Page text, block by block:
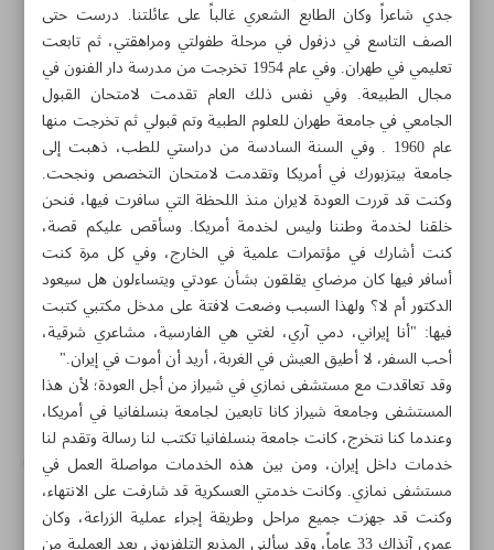
مواضيع هذه الصفحة
دعوة العلماء الشباب لجائزة المصطفى(ص) في دورتها
الأولى
تقديم وتكريم أفضل الكيميائيين الإيرانيين للعام 2024
حضور لشركات معرفية إيرانية في أكبر حدث صحي في آسيا
الوسطى
إنشاء مختبرين متخصصين لتطوير الحقول النفطية في جامعة
أميركبير
أطباء إيرانيون يجرون عملية جراحية ناجحة للنوبات التشنجية
جدي شاعراً وكان الطابع الشعري غالباً على عائلتنا. درست حتى
الصف التاسع في دزفول في مرحلة طفولتي ومراهقتي، ثم تابعت
تعليمي في طهران. وفي عام 1954 تخرجت من مدرسة دار الفنون في
مجال الطبيعة. وفي نفس ذلك العام تقدمت لامتحان القبول
الجامعي في جامعة طهران للعلوم الطبية وتم قبولي ثم تخرجت منها
عام 1960 . وفي السنة السادسة من دراستي للطب، ذهبت إلى
جامعة بيتزبورك في أمريكا وتقدمت لامتحان التخصص ونجحت.
وكنت قد قررت العودة لايران منذ اللحظة التي سافرت فيها، فنحن
خلقنا لخدمة وطننا وليس لخدمة أمريكا. وسأقص عليكم قصة،
كنت أشارك في مؤتمرات علمية في الخارج، وفي كل مرة كنت
أسافر فيها كان مرضاي يقلقون بشأن عودتي ويتساءلون هل سيعود
الدكتور أم لا؟ ولهذا السبب وضعت لافتة على مدخل مكتبي كتبت
فيها: "أنا إيراني، دمي آري، لغتي هي الفارسية، مشاعري شرقية،
أحب السفر، لا أطيق العيش في الغربة، أريد أن أموت في إيران."
وقد تعاقدت مع مستشفى نمازي في شيراز من أجل العودة؛ لأن هذا
المستشفى وجامعة شيراز كانا تابعين لجامعة بنسلفانيا في أمريكا،
وعندما كنا نتخرج، كانت جامعة بنسلفانيا تكتب لنا رسالة وتقدم لنا
خدمات داخل إيران، ومن بين هذه الخدمات مواصلة العمل في
مستشفى نمازي. وكانت خدمتي العسكرية قد شارفت على الانتهاء،
وكنت قد جهزت جميع مراحل وطريقة إجراء عملية الزراعة، وكان
عمري آنذاك 33 عاماً، وقد سألني المذيع التلفزيوني بعد العملية من